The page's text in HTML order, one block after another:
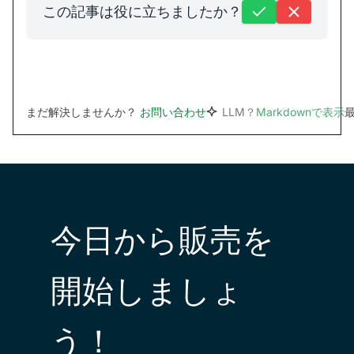
この記事は役に立ちましたか？
まだ解決しませんか？ お問い合わせ LLM？ Markdownで表示
今日から販売を
開始しましょ
う！